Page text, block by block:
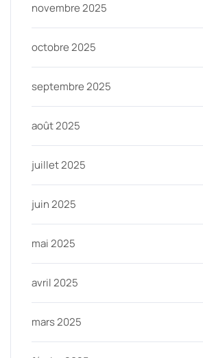
novembre 2025
octobre 2025
septembre 2025
août 2025
juillet 2025
juin 2025
mai 2025
avril 2025
mars 2025